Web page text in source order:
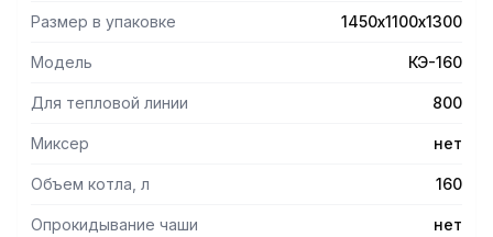
благодаря герметичной конструкции изделия.
Дополнительное удобство в работе с котлом
обеспечивается расположением панели управления
По конструктивному исполнению котел стационарный, не
Исполнение: облицовками из н/стали, каркас крашеный
сосуде)
Размер в упаковке 1450х1100х1300
Модель КЭ-160
Для тепловой линии 800
Миксер нет
Объем котла, л 160
Опрокидывание чаши нет